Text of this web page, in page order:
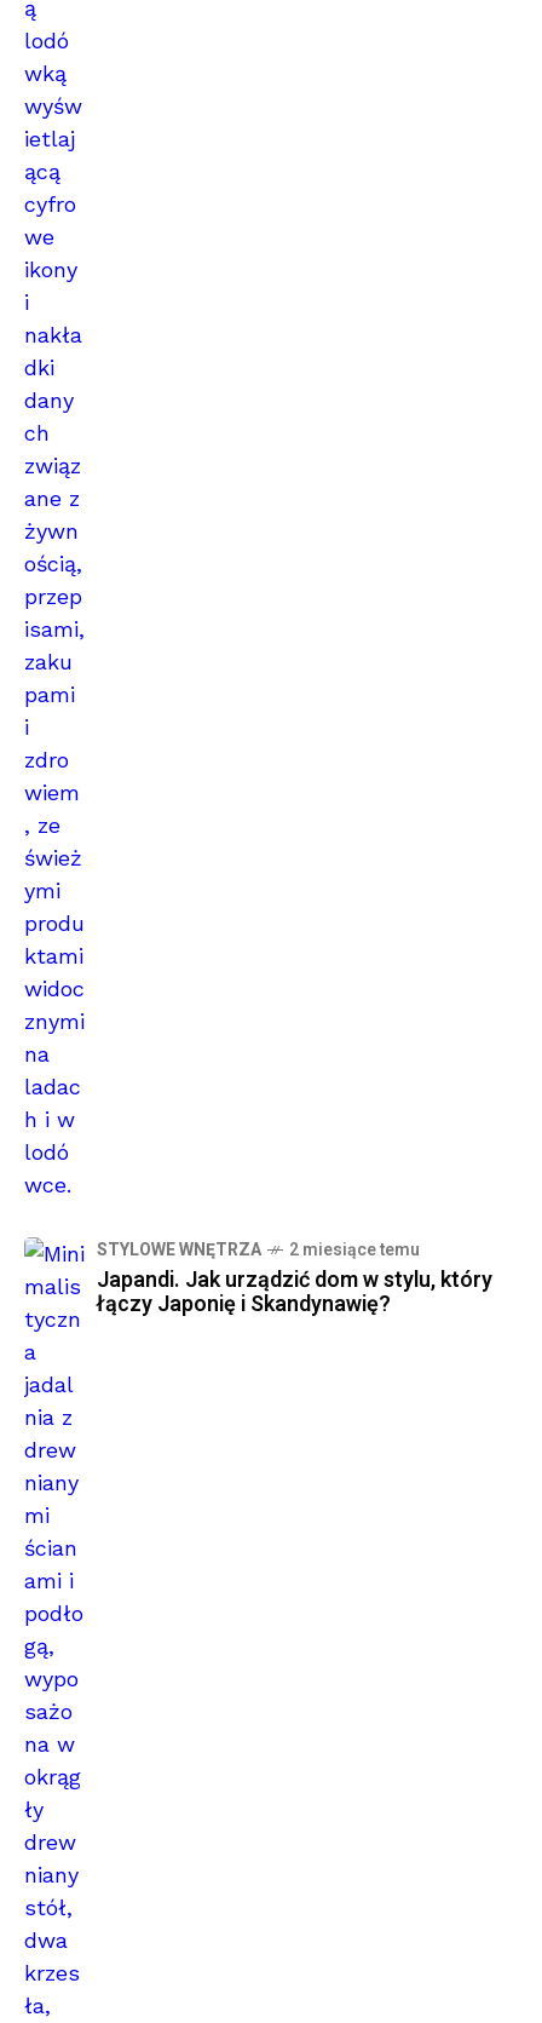
STYLOWE WNĘTRZA 2 miesiące temu
Japandi. Jak urządzić dom w stylu, który
łączy Japonię i Skandynawię?